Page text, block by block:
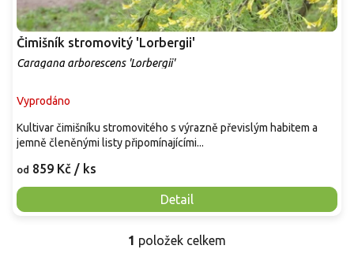
Čimišník stromovitý 'Lorbergii'
Caragana arborescens 'Lorbergii'
Vyprodáno
od 859 Kč / ks
Detail
Kultivar čimišníku stromovitého s výrazně převislým habitem a
jemně členěnými listy připomínajícími...
O
1 položek celkem